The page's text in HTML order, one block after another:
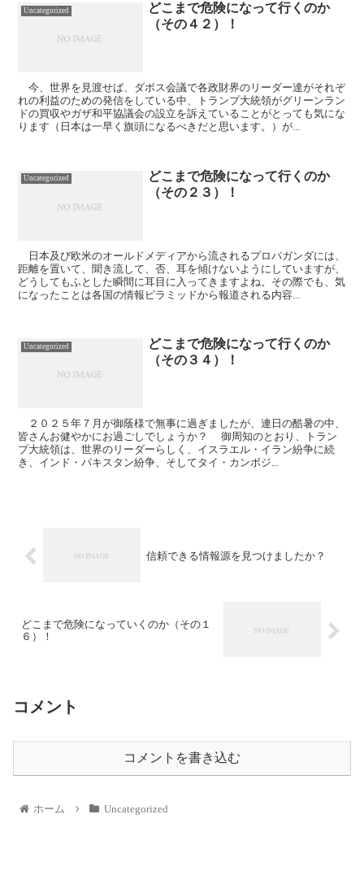
Uncategorized
どこまで危険になって行くのか
（その４２）！
今、世界を見渡せば、ダボス会議で各政財界のリーダー達がそれぞ
れの利益のための発信をしている中、トランプ大統領がグリーンラン
ドの買収やガザ和平協議会の設立を訴えていることがとっても気にな
ります（日本は一早く旗頭になるべきだと思います。）が...
Uncategorized
どこまで危険になって行くのか
（その２３）！
日本及び欧米のオールドメディアから流されるプロパガンダには、
距離を置いて、聞き流して、否、耳を傾けないようにしていますが、
どうしてもふとした瞬間に耳目に入ってきますよね。その際でも、気
になったことは各国の情報ピラミッドから報道される内容...
Uncategorized
どこまで危険になって行くのか
（その３４）！
２０２５年７月が御蔭様で無事に過ぎましたが、連日の酷暑の中、
皆さんお健やかにお過ごしでしょうか？ 御周知のとおり、トラン
プ大統領は、世界のリーダーらしく、イスラエル・イラン紛争に続
き、インド・パキスタン紛争、そしてタイ・カンボジ...
信頼できる情報源を見つけましたか？
どこまで危険になっていくのか（その１
６）！
コメント
コメントを書き込む
ホーム Uncategorized